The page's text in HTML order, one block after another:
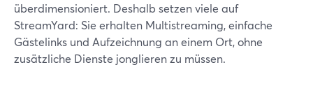
überdimensioniert. Deshalb setzen viele auf
StreamYard: Sie erhalten Multistreaming, einfache
Gästelinks und Aufzeichnung an einem Ort, ohne
zusätzliche Dienste jonglieren zu müssen.